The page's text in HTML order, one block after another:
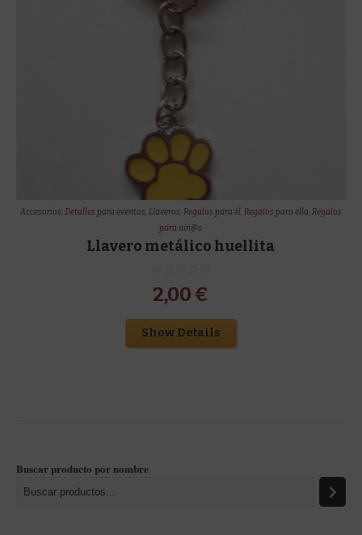
Accesorios, Detalles para eventos, Llaveros, Regalos para él, Regalos para ella, Regalos
para niñ@s
Llavero metálico huellita
2,00 €
Show Details
Buscar producto por nombre